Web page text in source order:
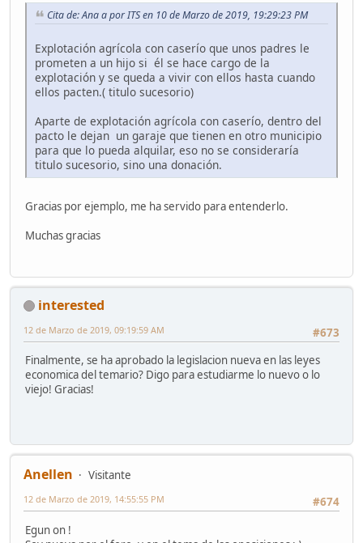
Cita de: Ana a por ITS en 10 de Marzo de 2019, 19:29:23 PM
Explotación agrícola con caserío que unos padres le
prometen a un hijo si él se hace cargo de la
explotación y se queda a vivir con ellos hasta cuando
ellos pacten.( titulo sucesorio)
Aparte de explotación agrícola con caserío, dentro del
pacto le dejan un garaje que tienen en otro municipio
para que lo pueda alquilar, eso no se consideraría
titulo sucesorio, sino una donación.
Gracias por ejemplo, me ha servido para entenderlo.
Muchas gracias
interested
#673
12 de Marzo de 2019, 09:19:59 AM
Finalmente, se ha aprobado la legislacion nueva en las leyes
economica del temario? Digo para estudiarme lo nuevo o lo
viejo! Gracias!
Anellen
Visitante
#674
12 de Marzo de 2019, 14:55:55 PM
Egun on !